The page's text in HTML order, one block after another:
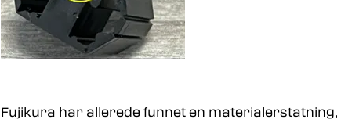
Fujikura har allerede funnet en materialerstatning,